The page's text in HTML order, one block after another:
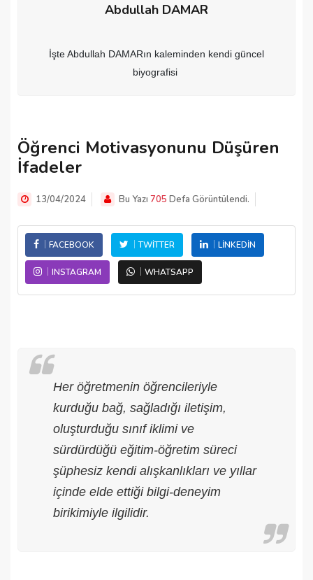
Abdullah DAMAR
İşte Abdullah DAMARın kaleminden kendi güncel
biyografisi
Öğrenci Motivasyonunu Düşüren
İfadeler
13/04/2024 Bu Yazı 705 Defa Görüntülendi.
FACEBOOK TWITTER LINKEDIN
INSTAGRAM WHATSAPP
Her öğretmenin öğrencileriyle
kurduğu bağ, sağladığı iletişim,
oluşturduğu sınıf iklimi ve
sürdürdüğü eğitim-öğretim süreci
şüphesiz kendi alışkanlıkları ve yıllar
içinde elde ettiği bilgi-deneyim
birikimiyle ilgilidir.